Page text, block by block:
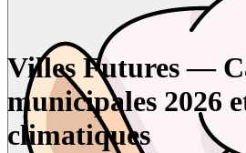
Villes Futures —
municipales 2026
climatiques